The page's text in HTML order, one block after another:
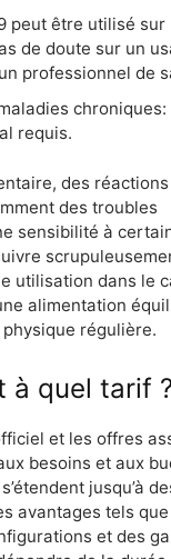
peut être utilisé sur
de doute sur un
professionnel de
chroniques:
requis.
des réactions
des troubles
sensibilité à
utilisation dans le
alimentation
régulière.
à quel tarif
et les offres
besoins et aux
jusqu’à
avantages tels
et des